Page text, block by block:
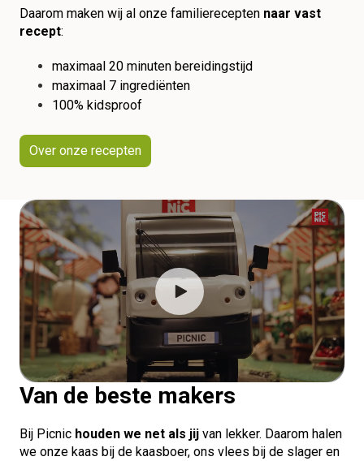
Daarom maken wij al onze familierecepten naar vast
recept:
maximaal 20 minuten bereidingstijd
maximaal 7 ingrediënten
100% kidsproof
Over onze recepten
Van de beste makers
Bij Picnic houden we net als jij van lekker. Daarom halen
we onze kaas bij de kaasboer, ons vlees bij de slager en